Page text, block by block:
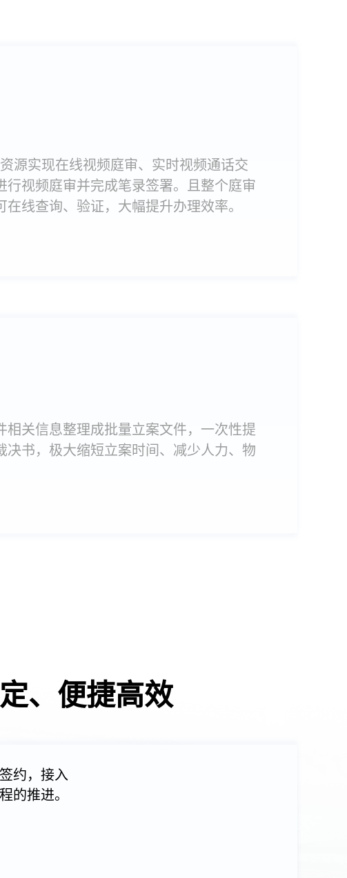
源实现在线视频庭审、实时视频通话交
视频庭审并完成笔录签署。且整个庭审
线查询、验证，大幅提升办理效率。
关信息整理成批量立案文件，一次性提
书，极大缩短立案时间、减少人力、物
、便捷高效
约，接入
的推进。